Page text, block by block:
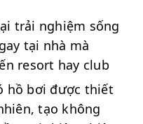
trải nghiệm sống
tại nhà mà
resort hay club
hồ bơi được thiết
tạo không